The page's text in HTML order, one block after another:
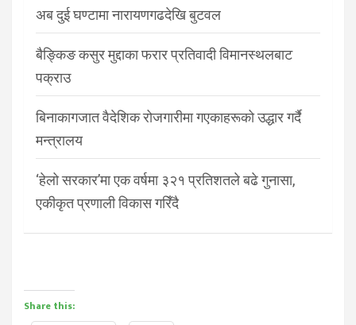
अब दुई घण्टामा नारायणगढदेखि बुटवल
बैङ्किङ कसुर मुद्दाका फरार प्रतिवादी विमानस्थलबाट
पक्राउ
बिनाकागजात वैदेशिक रोजगारीमा गएकाहरूको उद्धार गर्दै
मन्त्रालय
‘हेलो सरकार’मा एक वर्षमा ३२१ प्रतिशतले बढे गुनासा,
एकीकृत प्रणाली विकास गरिँदै
Share this: